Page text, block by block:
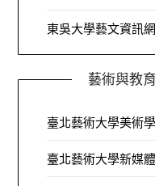
東吳大學藝文資訊網
藝術與教
臺北藝術大學美術
臺北藝術大學新媒